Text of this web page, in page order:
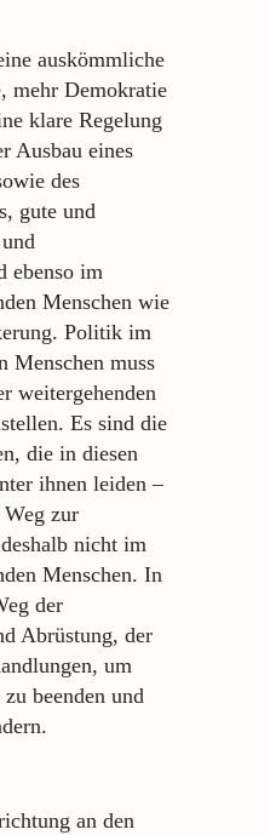
auskömmliche
mehr Demokratie
klare Regelung
Ausbau eines
des
gute und
ebenso im
Menschen wie
Politik im
Menschen muss
weitergehenden
Es sind die
die in diesen
ihnen leiden –
zur
nicht im
Menschen. In
der
Abrüstung, der
um
beenden und
an den